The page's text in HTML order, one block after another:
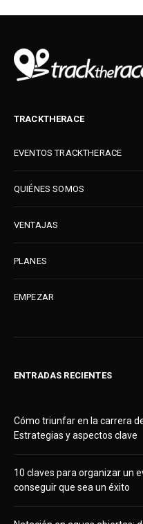
TRACKTHERACE
EVENTOS TRACKTHERACE
QUIÉNES SOMOS
VENTAJAS
PLANES
EMPEZAR
ENTRADAS RECIENTES
Cómo triunfar en la carrera
Estrategias y aspectos clave
10 claves para organizar un
conseguir que sea un éxito